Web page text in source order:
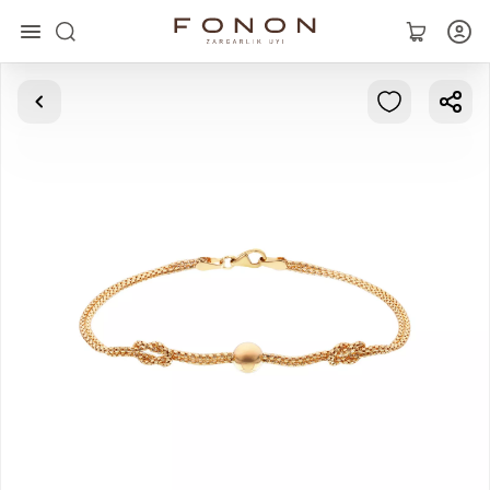
Главная
Браслеты